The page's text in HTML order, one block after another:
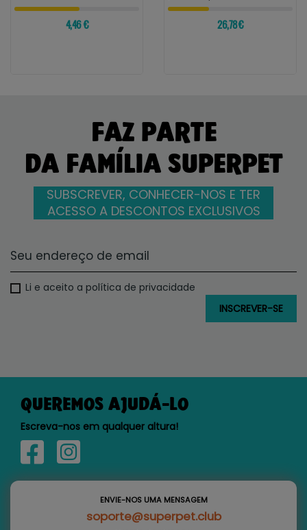
4,46 € 26,78 €
FAZ PARTE
DA FAMÍLIA SUPERPET
SUBSCREVER, CONHECER-NOS E TER
ACESSO A DESCONTOS EXCLUSIVOS
Li e aceito a política de privacidade
QUEREMOS AJUDÁ-LO
Escreva-nos em qualquer altura!
ENVIE-NOS UMA MENSAGEM
soporte@superpet.club